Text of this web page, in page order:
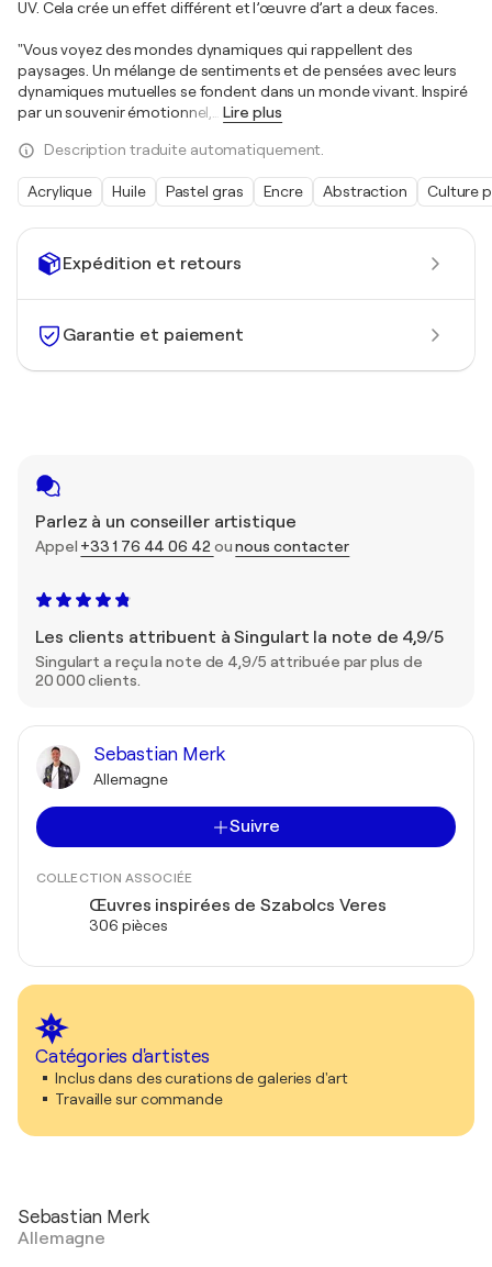
Expédition et retours
Garantie et paiement
Parlez à un conseiller artistique
Appel +33 1 76 44 06 42ounous contacter
Les clients attribuent à Singulart la note de 4,9/5
Singulart a reçu la note de 4,9/5 attribuée par plus de
20 000 clients.
Sebastian Merk
Allemagne
Suivre
COLLECTION ASSOCIÉE
Œuvres inspirées de Szabolcs Veres
306 pièces
Catégories d'artistes
Inclus dans des curations de galeries d'art
Travaille sur commande
UV. Cela crée un effet différent et l’œuvre d’art a deux faces.
"Vous voyez des mondes dynamiques qui rappellent des
paysages. Un mélange de sentiments et de pensées avec leurs
dynamiques mutuelles se fondent dans un monde vivant. Inspiré
par un souvenir émotionnel,… Lire plus
Description traduite automatiquement.
Acrylique Huile Pastel gras Encre Abstraction Culture
Sebastian Merk
Allemagne